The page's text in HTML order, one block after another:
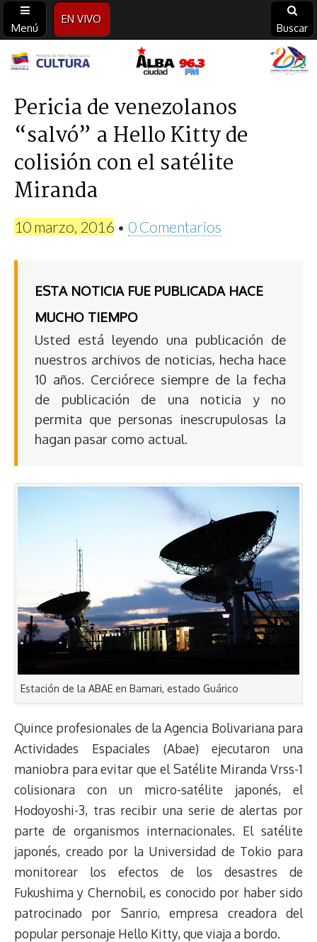
Menú
EN VIVO
Buscar
Alba
Ciudad
96.3
FM
Pericia de venezolanos
“salvó” a Hello Kitty de
colisión con el satélite
Miranda
10 marzo, 2016 • 0 Comentarios
ESTA NOTICIA FUE PUBLICADA HACE
MUCHO TIEMPO
Usted está leyendo una publicación de
nuestros archivos de noticias, hecha hace
10 años. Cerciórece siempre de la fecha
de publicación de una noticia y no
permita que personas inescrupulosas la
hagan pasar como actual.
Estación de la ABAE en Bamari, estado Guárico
Quince profesionales de la Agencia Bolivariana para
Actividades Espaciales (Abae) ejecutaron una
maniobra para evitar que el Satélite Miranda Vrss-1
colisionara con un micro-satélite japonés, el
Hodoyoshi-3, tras recibir una serie de alertas por
parte de organismos internacionales. El satélite
japonés, creado por la Universidad de Tokio para
monitorear los efectos de los desastres de
Fukushima y Chernobil, es conocido por haber sido
patrocinado por Sanrio, empresa creadora del
popular personaje Hello Kitty, que viaja a bordo.